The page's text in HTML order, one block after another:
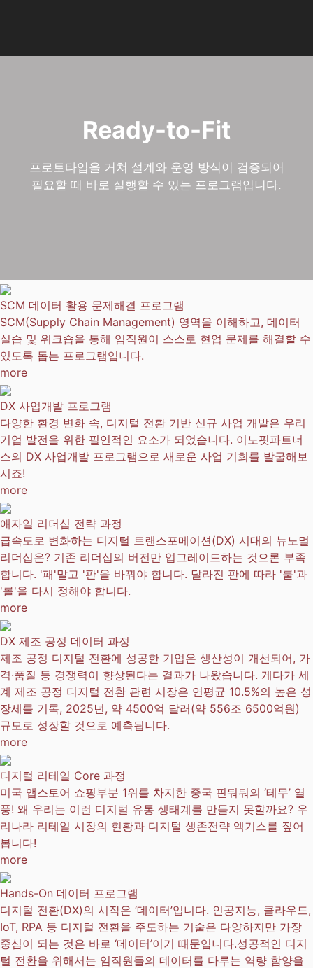
Ready-to-Fit
프로토타입을 거쳐 설계와 운영 방식이 검증되어
필요할 때 바로 실행할 수 있는 프로그램입니다.
SCM 데이터 활용 문제해결 프로그램
SCM(Supply Chain Management) 영역을 이해하고, 데이터
실습 및 워크숍을 통해 임직원이 스스로 현업 문제를 해결할 수
있도록 돕는 프로그램입니다.
more
DX 사업개발 프로그램
다양한 환경 변화 속, 디지털 전환 기반 신규 사업 개발은 우리
기업 발전을 위한 필연적인 요소가 되었습니다. 이노핏파트너
스의 DX 사업개발 프로그램으로 새로운 사업 기회를 발굴해보
시죠!
more
애자일 리더십 전략 과정
급속도로 변화하는 디지털 트랜스포메이션(DX) 시대의 뉴노멀
리더십은? 기존 리더십의 버전만 업그레이드하는 것으론 부족
합니다. '패'말고 '판'을 바꿔야 합니다. 달라진 판에 따라 '룰'과
'롤'을 다시 정해야 합니다.
more
DX 제조 공정 데이터 과정
제조 공정 디지털 전환에 성공한 기업은 생산성이 개선되어, 가
격·품질 등 경쟁력이 향상된다는 결과가 나왔습니다. 게다가 세
계 제조 공정 디지털 전환 관련 시장은 연평균 10.5%의 높은 성
장세를 기록, 2025년, 약 4500억 달러(약 556조 6500억원)
규모로 성장할 것으로 예측됩니다.
more
디지털 리테일 Core 과정
미국 앱스토어 쇼핑부분 1위를 차지한 중국 핀둬둬의 ‘테무’ 열
풍! 왜 우리는 이런 디지털 유통 생태계를 만들지 못할까요? 우
리나라 리테일 시장의 현황과 디지털 생존전략 엑기스를 짚어
봅니다!
more
Hands-On 데이터 프로그램
디지털 전환(DX)의 시작은 ‘데이터’입니다. 인공지능, 클라우드,
IoT, RPA 등 디지털 전환을 주도하는 기술은 다양하지만 가장
중심이 되는 것은 바로 ‘데이터’이기 때문입니다.성공적인 디지
털 전환을 위해서는 임직원들의 데이터를 다루는 역량 함양을